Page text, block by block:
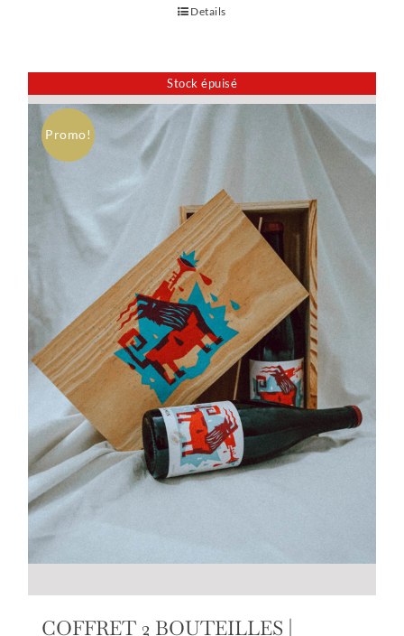
Details
Stock épuisé
Promo!
COFFRET 2 BOUTEILLES |